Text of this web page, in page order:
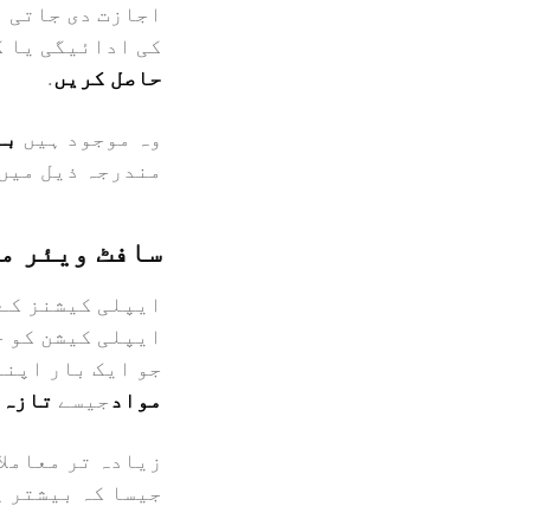
اجازت دی جاتی
کی ادائیگی یا
حاصل کریں.
وہ موجود ہیں
مندرجہ ذیل
سافٹ ویئر
ایپلی کیشنز
ایپلی کیشن کو
جو ایک بار
موادجیسے
زیادہ تر
جیسا کہ بیشتر